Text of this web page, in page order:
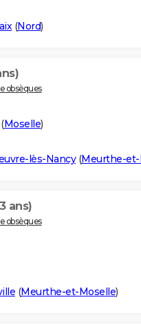
(Nord)
obsèques
(Moselle)
lès-Nancy(Meurthe-et-
ans)
obsèques
(Meurthe-et-Moselle)